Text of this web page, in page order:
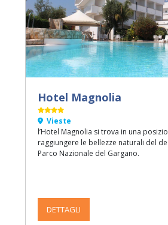
Hotel Magnolia
Vieste
l’Hotel Magnolia si trova in una
raggiungere le bellezze naturali del
Parco Nazionale del Gargano.
DETTAGLI